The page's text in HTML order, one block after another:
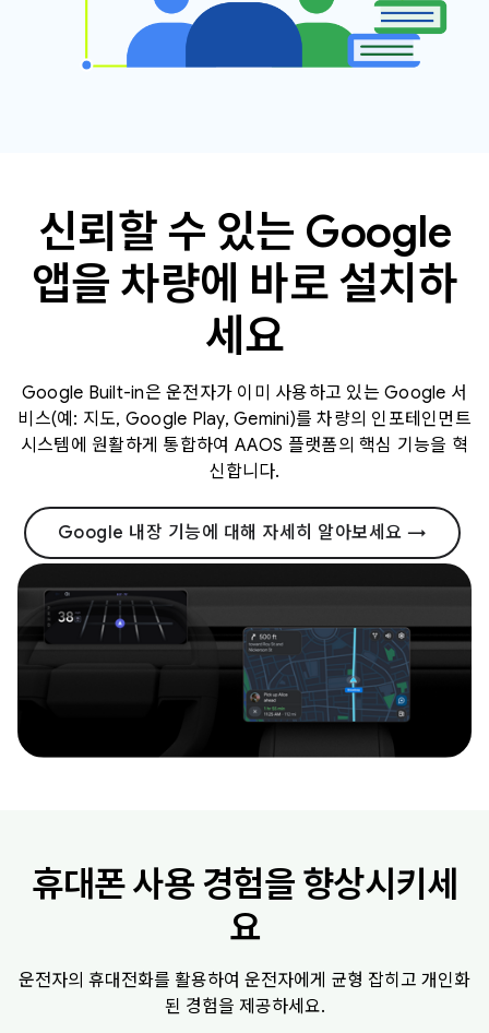
신뢰할 수 있는 Google
앱을 차량에 바로 설치하
세요
Google Built-in은 운전자가 이미 사용하고 있는 Google 서
비스(예: 지도, Google Play, Gemini)를 차량의 인포테인먼트
시스템에 원활하게 통합하여 AAOS 플랫폼의 핵심 기능을 혁
신합니다.
Google 내장 기능에 대해 자세히 알아보세요 →
휴대폰 사용 경험을 향상시키세
요
운전자의 휴대전화를 활용하여 운전자에게 균형 잡히고 개인화
된 경험을 제공하세요.